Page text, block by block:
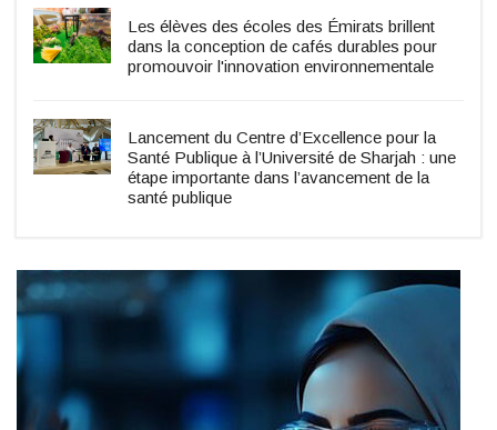
Les élèves des écoles des Émirats brillent
dans la conception de cafés durables pour
promouvoir l'innovation environnementale
Lancement du Centre d’Excellence pour la
Santé Publique à l’Université de Sharjah : une
étape importante dans l’avancement de la
santé publique